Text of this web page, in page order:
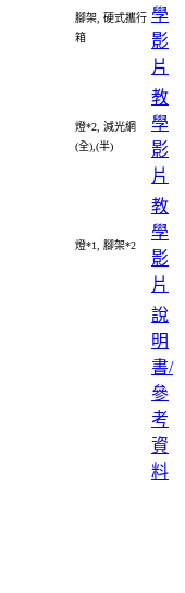
腳架, 硬式攜行
箱
學
影
片
燈*2, 減光網
(全),(半)
教
學
影
片
燈*1, 腳架*2
教
學
影
片
說
明
書/
參
考
資
料